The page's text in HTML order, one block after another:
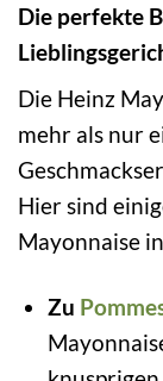
Die perfekte
Die Heinz
mehr als nur
Hier sind
Mayonnaise
Zu